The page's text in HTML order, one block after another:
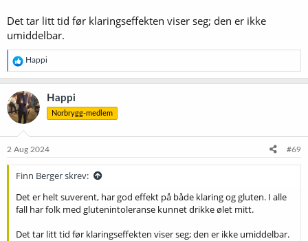
Det tar litt tid før klaringseffekten viser seg; den er ikke
umiddelbar.
R
e
a
k
s
j
o
e
Happi
Happi
Norbrygg-medlem
2 Aug 2024 #69
Finn Berger skrev:
Det er helt suverent, har god effekt på både klaring og gluten. I alle
fall har folk med glutenintoleranse kunnet drikke ølet mitt.
Det tar litt tid før klaringseffekten viser seg; den er ikke umiddelbar.